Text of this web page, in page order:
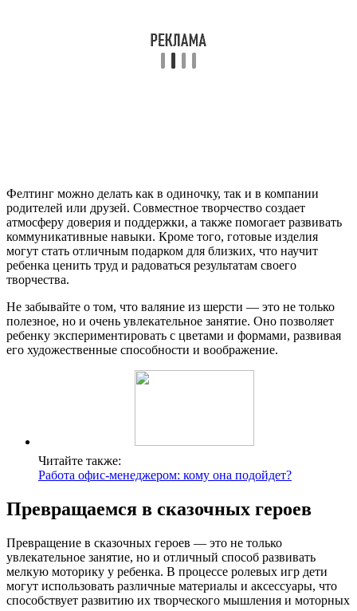
Фелтинг можно делать как в одиночку, так и в компании
родителей или друзей. Совместное творчество создает
атмосферу доверия и поддержки, а также помогает развивать
коммуникативные навыки. Кроме того, готовые изделия
могут стать отличным подарком для близких, что научит
ребенка ценить труд и радоваться результатам своего
творчества.
Не забывайте о том, что валяние из шерсти — это не только
полезное, но и очень увлекательное занятие. Оно позволяет
ребенку экспериментировать с цветами и формами, развивая
его художественные способности и воображение.
Читайте также:
Работа офис-менеджером: кому она подойдет?
Превращаемся в сказочных героев
Превращение в сказочных героев — это не только
увлекательное занятие, но и отличный способ развивать
мелкую моторику у ребенка. В процессе ролевых игр дети
могут использовать различные материалы и аксессуары, что
способствует развитию их творческого мышления и моторных